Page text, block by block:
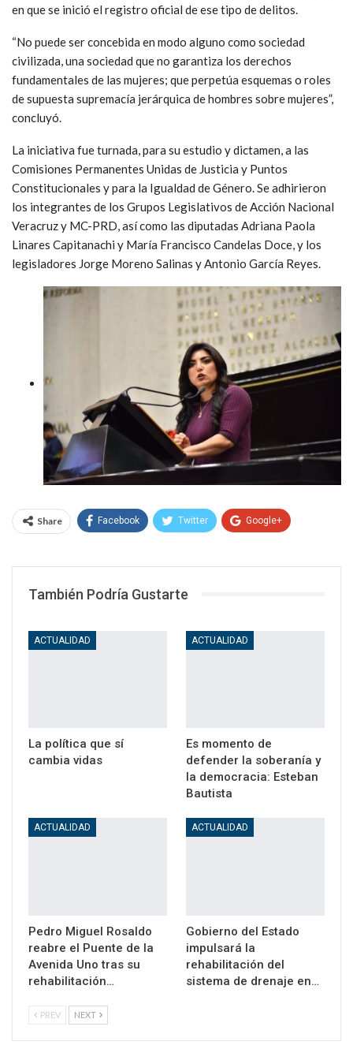
en que se inició el registro oficial de ese tipo de delitos.
“No puede ser concebida en modo alguno como sociedad
civilizada, una sociedad que no garantiza los derechos
fundamentales de las mujeres; que perpetúa esquemas o roles
de supuesta supremacía jerárquica de hombres sobre mujeres”,
concluyó.
La iniciativa fue turnada, para su estudio y dictamen, a las
Comisiones Permanentes Unidas de Justicia y Puntos
Constitucionales y para la Igualdad de Género. Se adhirieron
los integrantes de los Grupos Legislativos de Acción Nacional
Veracruz y MC-PRD, así como las diputadas Adriana Paola
Linares Capitanachi y María Francisco Candelas Doce, y los
legisladores Jorge Moreno Salinas y Antonio García Reyes.
Share Facebook Twitter Google+
También Podría Gustarte
ACTUALIDAD
La política que sí
cambia vidas
ACTUALIDAD
Es momento de
defender la soberanía y
la democracia: Esteban
Bautista
ACTUALIDAD
Pedro Miguel Rosaldo
reabre el Puente de la
Avenida Uno tras su
rehabilitación…
ACTUALIDAD
Gobierno del Estado
impulsará la
rehabilitación del
sistema de drenaje en…
PREV NEXT